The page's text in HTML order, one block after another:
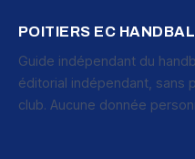
POITIERS EC
Guide indépendant du
éditorial indépendant, sans
club. Aucune donnée